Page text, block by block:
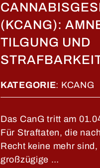
(KCANG):
TILGUNG UND
KATEGORIE: KCANG
Das CanG tritt am
Für Straftaten, die
Recht keine mehr
großzügige …